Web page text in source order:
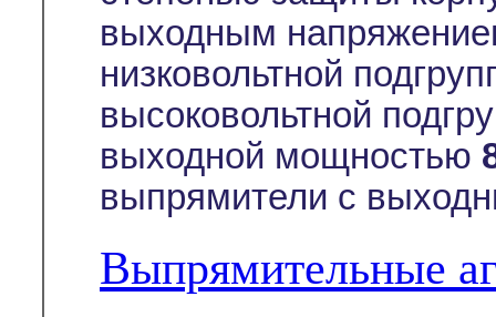
выходным
низковольтной
высоковольтной
выходной мощностью
выпрямители с
Выпрямительные